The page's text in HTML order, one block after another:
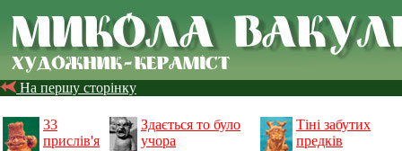
На першу сторінку
33
прислів'я
Здається то було
учора
Тіні забутих
предків